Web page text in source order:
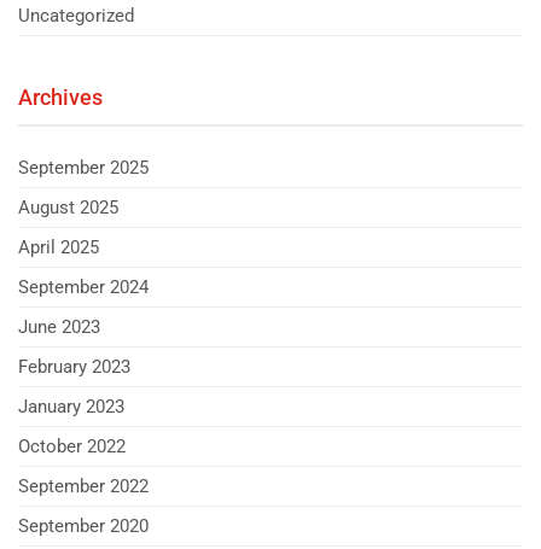
Uncategorized
Archives
September 2025
August 2025
April 2025
September 2024
June 2023
February 2023
January 2023
October 2022
September 2022
September 2020